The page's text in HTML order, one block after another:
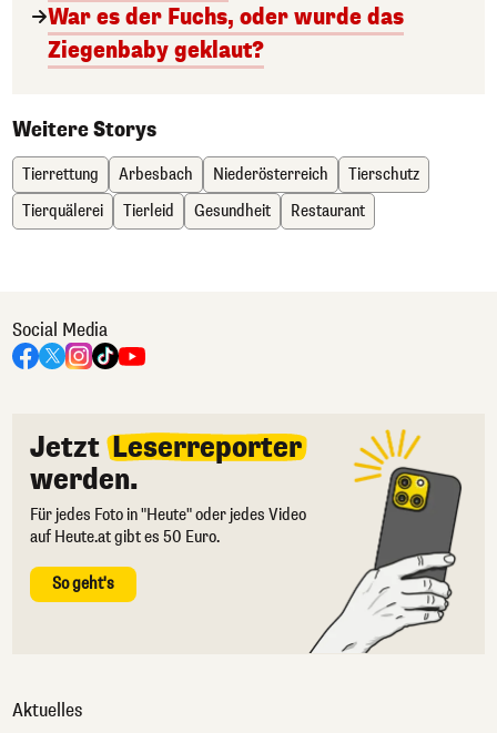
War es der Fuchs, oder wurde das
Ziegenbaby geklaut?
Weitere Storys
Tierrettung Arbesbach Niederösterreich
Tierschutz
Tierquälerei
Tierleid Gesundheit Restaurant
Social Media
Jetzt Leserreporter
werden.
Für jedes Foto in "Heute" oder jedes Video
auf Heute.at gibt es 50 Euro.
So geht's
Aktuelles